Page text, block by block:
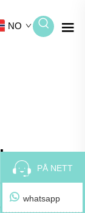
NO
stadig endrende
og
PÅ NETT
whatsapp